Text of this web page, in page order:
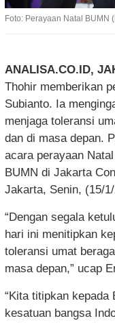
Foto: Perayaan Natal BUMN
ANALISA.CO.ID,
Thohir memberikan
Subianto. Ia
menjaga toleransi
dan di masa depan.
acara perayaan
BUMN di Jakarta
Jakarta, Senin, (15/
“Dengan segala
hari ini menitipkan
toleransi umat
masa depan,” ucap
“Kita titipkan kepada
kesatuan bangsa